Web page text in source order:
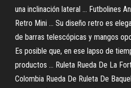
una inclinación lateral ... Futbolines
Retro Mini ... Su diseño retro es
de barras telescópicas y mangos
Es posible que, en ese lapso de
productos ... Ruleta Rueda De La
Colombia Rueda De Ruleta De